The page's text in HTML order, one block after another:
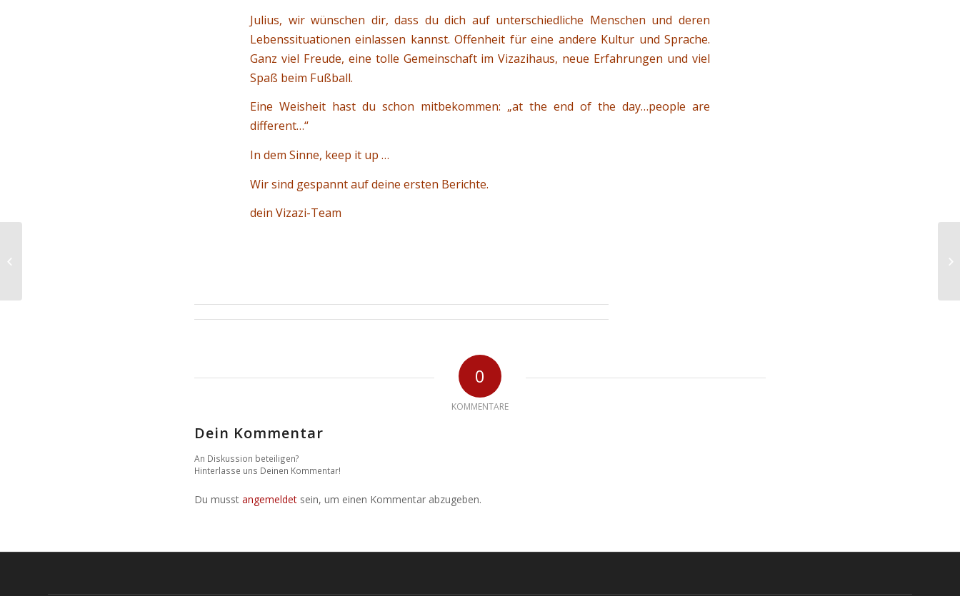
Julius, wir wünschen dir, dass du dich auf unterschiedliche Menschen und deren
Lebenssituationen einlassen kannst. Offenheit für eine andere Kultur und Sprache.
Ganz viel Freude, eine tolle Gemeinschaft im Vizazihaus, neue Erfahrungen und viel
Spaß beim Fußball.
Eine Weisheit hast du schon mitbekommen: „at the end of the day…people are
different…“
In dem Sinne, keep it up …
Wir sind gespannt auf deine ersten Berichte.
dein Vizazi-Team
0
KOMMENTARE
Dein Kommentar
An Diskussion beteiligen?
Hinterlasse uns Deinen Kommentar!
Du musst angemeldet sein, um einen Kommentar abzugeben.